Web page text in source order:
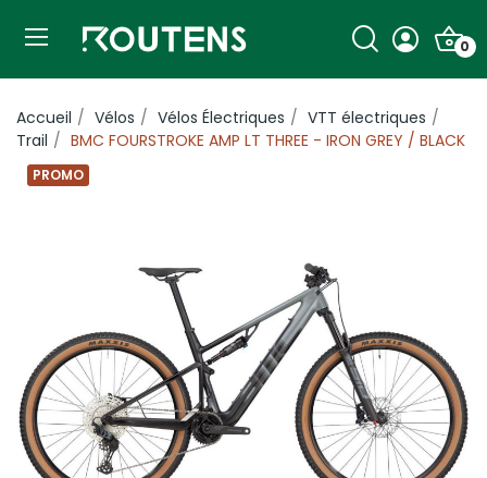
0
Accueil Vélos Vélos Électriques
VTT électriques
Trail
BMC FOURSTROKE AMP LT THREE - IRON GREY / BLACK
PROMO